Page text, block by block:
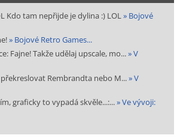
Kdo tam nepřijde je dylina :) LOL» Bojové
» Bojové Retro Games...
Fajne! Takže udělaj upscale, mo...» V
překreslovat Rembrandta nebo M...» V
graficky to vypadá skvěle...:...» Ve vývoji: